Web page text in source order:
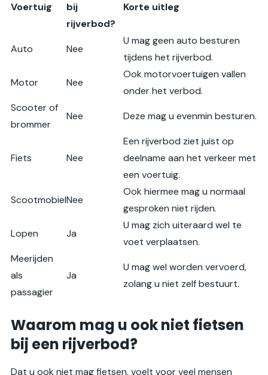
Voertuig
bij
rijverbod?
Korte uitleg
Auto Nee
U mag geen auto besturen
tijdens het rijverbod.
Motor
Nee
Ook motorvoertuigen vallen
onder het verbod.
Scooter of
brommer
Nee Deze mag u evenmin besturen.
Fiets Nee
Een rijverbod ziet juist op
deelname aan het verkeer met
een voertuig.
ScootmobielNee
Ook hiermee mag u normaal
gesproken niet rijden.
Lopen
Ja
U mag zich uiteraard wel te
voet verplaatsen.
Meerijden
als
passagier
Ja
U mag wel worden vervoerd,
zolang u niet zelf bestuurt.
Waarom mag u ook niet fietsen
bij een rijverbod?
Dat u ook niet mag fietsen, voelt voor veel mensen